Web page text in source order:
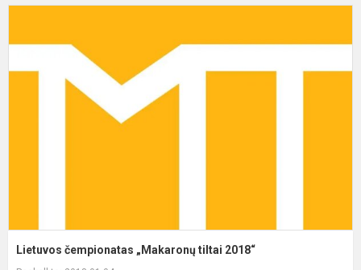
Lietuvos čempionatas „Makaronų tiltai 2018“